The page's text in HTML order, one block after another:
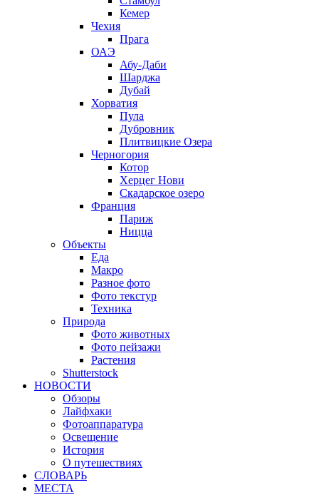
Кемер
Чехия
Прага
ОАЭ
Абу-Даби
Шарджа
Дубай
Хорватия
Пула
Дубровник
Плитвицкие Озера
Черногория
Котор
Херцег Нови
Скадарское озеро
Франция
Париж
Ницца
Объекты
Еда
Макро
Разное фото
Фото текстур
Техника
Природа
Фото животных
Фото пейзажи
Растения
Shutterstock
НОВОСТИ
Обзоры
Лайфхаки
Фотоаппаратура
Освещение
История
О путешествиях
CЛОВАРЬ
МЕСТА